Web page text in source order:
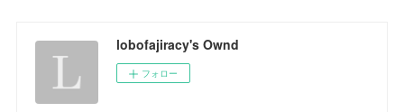
lobofajiracy's Ownd
フォロー